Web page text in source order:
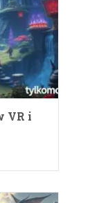
VR i